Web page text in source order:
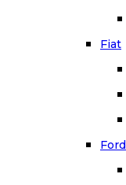
Fiat
Ford